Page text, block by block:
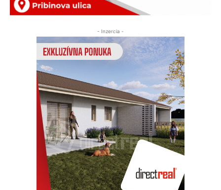
- Inzercia -